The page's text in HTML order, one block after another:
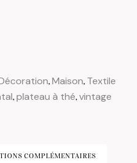
,Maison, Textile
,plateau à thé,vintage
COMPLÉMENTAIRES